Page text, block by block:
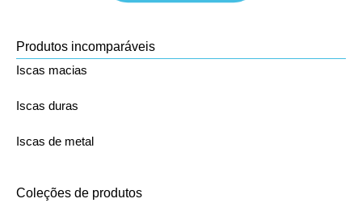
Produtos incomparáveis
Iscas macias
Iscas duras
Iscas de metal
Coleções de produtos